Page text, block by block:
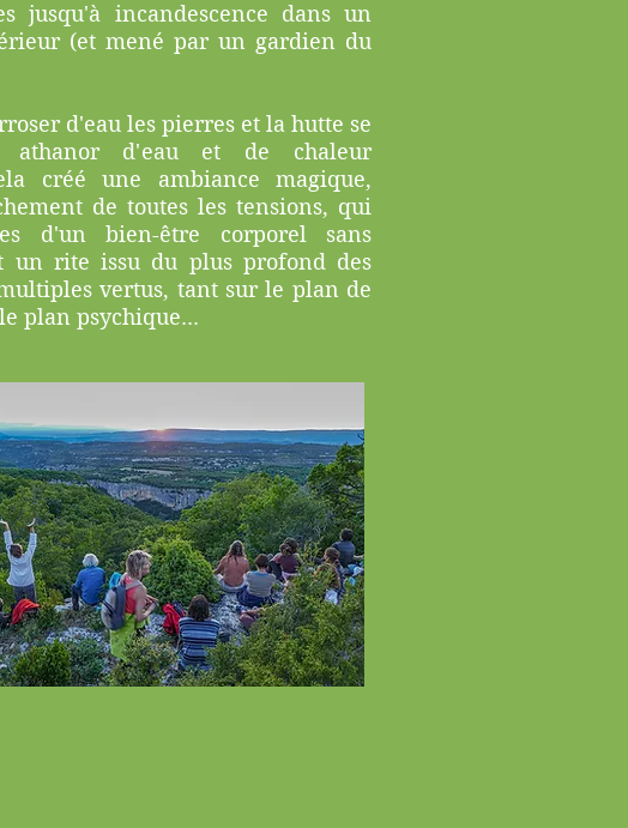
jusqu'à incandescence dans un
(et mené par un gardien du
d'eau les pierres et la hutte se
athanor d'eau et de chaleur
créé une ambiance magique,
de toutes les tensions, qui
d'un bien-être corporel sans
un rite issu du plus profond des
vertus, tant sur le plan de
plan psychique...